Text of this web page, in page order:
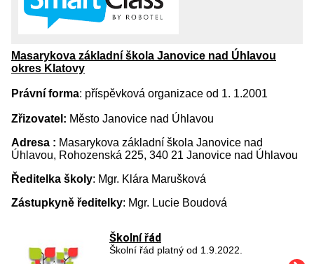
Masarykova základní škola Janovice nad Úhlavou
okres Klatovy
Právní forma: příspěvková organizace od 1. 1.2001
Zřizovatel: Město Janovice nad Úhlavou
Adresa : Masarykova základní škola Janovice nad
Úhlavou, Rohozenská 225, 340 21 Janovice nad Úhlavou
Ředitelka školy: Mgr. Klára Marušková
Zástupkyně ředitelky: Mgr. Lucie Boudová
Školní řád
Školní řád platný od 1.9.2022.